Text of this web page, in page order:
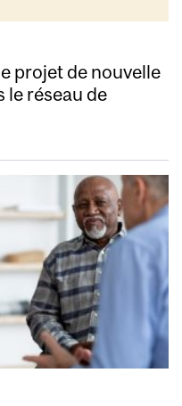
projet de nouvelle
le réseau de